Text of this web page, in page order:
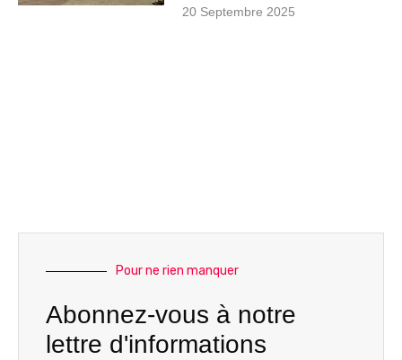
20 Septembre 2025
Pour ne rien manquer
Abonnez-vous à notre
lettre d'informations